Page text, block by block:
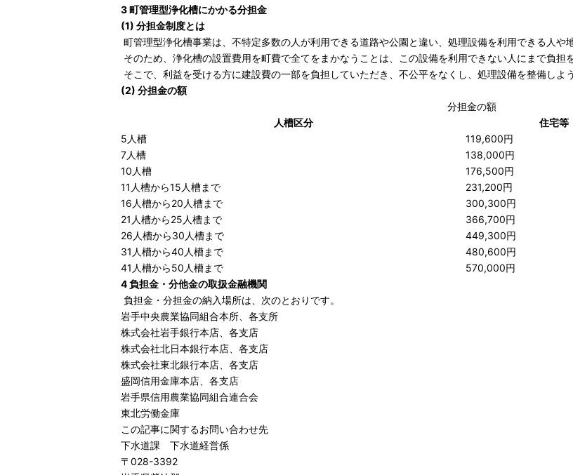
3 町管理型浄化槽にかかる分担金
(1) 分担金制度とは
町管理型浄化槽事業は、不特定多数の人が利用できる道路や公園と違い、処理設備を利用できる人や
そのため、浄化槽の設置費用を町費で全てをまかなうことは、この設備を利用できない人にまで負担
そこで、利益を受ける方に建設費の一部を負担していただき、不公平をなくし、処理設備を整備しよ
(2) 分担金の額
分担金の額
人槽区分
住宅等
5人槽
119,600円
7人槽
138,000円
10人槽
176,500円
11人槽から15人槽まで
231,200円
16人槽から20人槽まで
300,300円
21人槽から25人槽まで
366,700円
26人槽から30人槽まで
449,300円
31人槽から40人槽まで
480,600円
41人槽から50人槽まで
570,000円
4 負担金・分他金の取扱金融機関
負担金・分担金の納入場所は、次のとおりです。
岩手中央農業協同組合本所、各支所
株式会社岩手銀行本店、各支店
株式会社北日本銀行本店、各支店
株式会社東北銀行本店、各支店
盛岡信用金庫本店、各支店
岩手県信用農業協同組合連合会
東北労働金庫
この記事に関するお問い合わせ先
下水道課 下水道経営係
〒028-3392